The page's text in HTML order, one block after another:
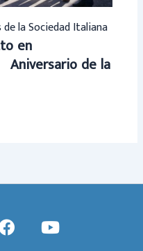
la Sociedad Italiana
en
Aniversario de la